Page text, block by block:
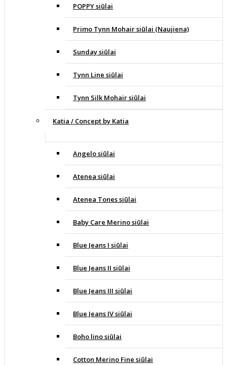
POPPY siūlai
Primo Tynn Mohair siūlai (Naujiena)
Sunday siūlai
Tynn Line siūlai
Tynn Silk Mohair siūlai
Katia / Concept by Katia
Angelo siūlai
Atenea siūlai
Atenea Tones siūlai
Baby Care Merino siūlai
Blue Jeans I siūlai
Blue Jeans II siūlai
Blue Jeans III siūlai
Blue Jeans IV siūlai
Boho lino siūlai
Cotton Merino Fine siūlai